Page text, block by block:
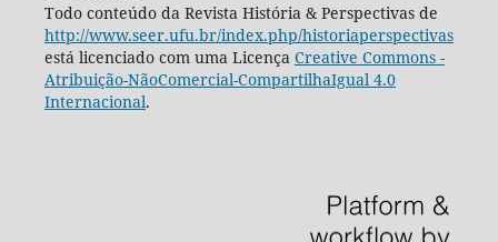
Todo conteúdo da Revista História & Perspectivas de
http://www.seer.ufu.br/index.php/historiaperspectivas
está licenciado com uma Licença Creative Commons -
Atribuição-NãoComercial-CompartilhaIgual 4.0
Internacional.